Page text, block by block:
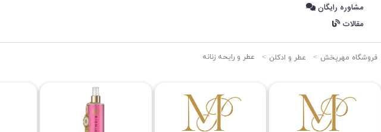
مشاوره رایگان
مقالات
فروشگاه مهرپخش عطر و ادکلن عطر و رایحه زنانه